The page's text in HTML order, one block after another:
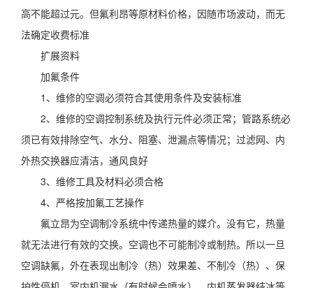
高不能超过元。但氟利昂等原材料价格，因随市场波动，而无
法确定收费标准
扩展资料
加氟条件
1、维修的空调必须符合其使用条件及安装标准
2、维修的空调控制系统及执行元件必须正常；管路系统必
须已有效排除空气、水分、阻塞、泄漏点等情况；过滤网、内
外热交换器应清洁，通风良好
3、维修工具及材料必须合格
4、严格按加氟工艺操作
氟立昂为空调制冷系统中传递热量的媒介。没有它，热量
就无法进行有效的交换。空调也不可能制冷或制热。所以一旦
空调缺氟，外在表现出制冷（热）效果差、不制冷（热）、保